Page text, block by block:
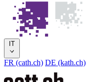
IT
FR (cath.ch) DE (kath.ch)